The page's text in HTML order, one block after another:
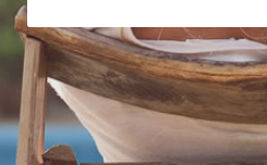
nostri
consigli